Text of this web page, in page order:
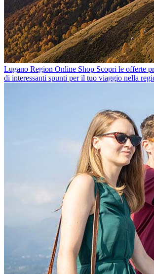
Lugano Region Online Shop Scopri le offerte
di interessanti spunti per il tuo viaggio nella